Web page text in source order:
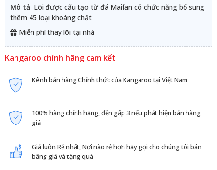
Mô tả: Lõi được cấu tạo từ đá Maifan có chức năng bổ sung
thêm 45 loại khoáng chất
Miễn phí thay lõi tại nhà
Kangaroo chính hãng cam kết
Kênh bán hàng Chính thức của Kangaroo tại Việt Nam
100% hàng chính hãng, đền gấp 3 nếu phát hiện bán hàng
giả
Giá luôn Rẻ nhất, Nơi nào rẻ hơn hãy gọi cho chúng tôi bán
bằng giá và tặng quà